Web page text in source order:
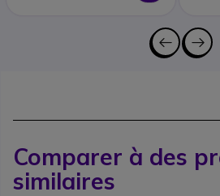
Comparer à des
similaires